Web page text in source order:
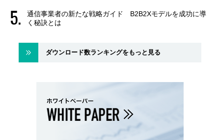
通信事業者の新たな戦略ガイド B2B2Xモデルを成功に導
く秘訣とは
ダウンロード数ランキングをもっと見る